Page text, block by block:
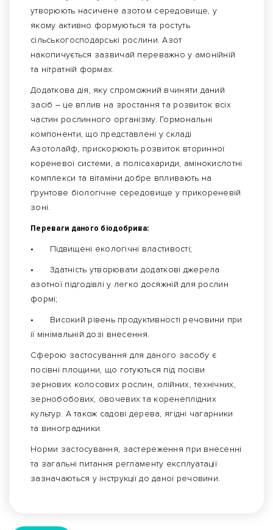
утворюють насичене азотом середовище, у
якому активно формуються та ростуть
сільськогосподарські рослини. Азот
накопичується зазвичай переважно у амонійній
та нітратній формах.
Додаткова дія, яку спроможний вчиняти даний
засіб – це вплив на зростання та розвиток всіх
частин рослинного організму. Гормональні
компоненти, що представлені у складі
Азотолайф, прискорюють розвиток вторинної
кореневої системи, а полісахариди, амінокислотні
комплекси та вітаміни добре впливають на
ґрунтове біологічне середовище у прикореневій
зоні.
Переваги даного біодобрива:
•
Підвищені екологічні властивості;
•
Здатність утворювати додаткові джерела
азотної підгодівлі у легко досяжній для рослин
формі;
•
Високий рівень продуктивності речовини при
її мінімальній дозі внесення.
Сферою застосування для даного засобу є
посівні площини, що готуються під посіви
зернових колосових рослин, олійних, технічних,
зернобобових, овочевих та коренеплідних
культур. А також садові дерева, ягідні чагарники
та виноградники.
Норми застосування, застереження при внесенні
та загальні питання регламенту експлуатації
зазначаються у інструкції до даної речовини.